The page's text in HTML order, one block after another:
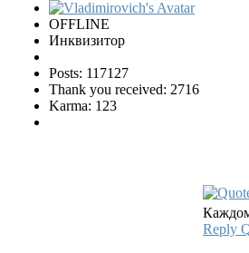
OFFLINE
Инквизитор
Posts: 117127
Thank you received: 2716
Karma: 123
Reply